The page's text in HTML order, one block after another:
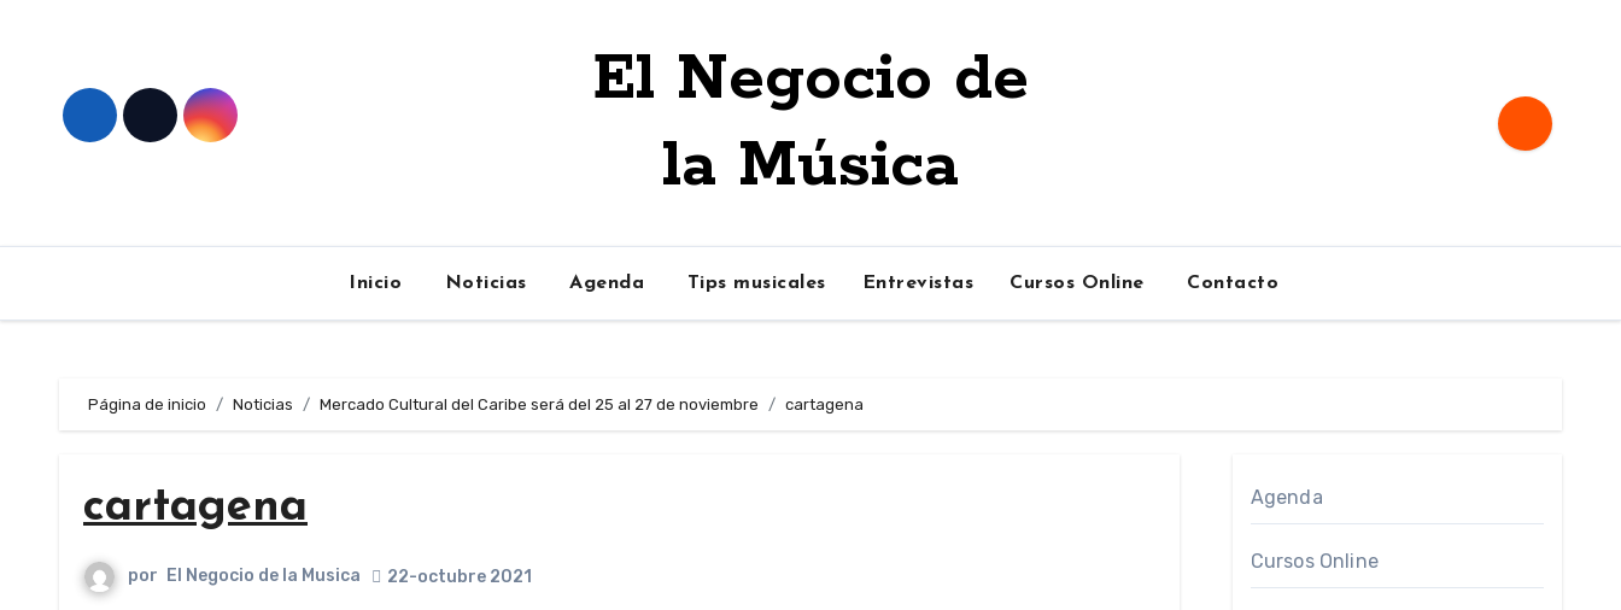
El Negocio de
la Música
Inicio Noticias Agenda Tips musicales Entrevistas Cursos Online Contacto
Página de inicio Noticias Mercado Cultural del Caribe será del 25 al 27 de noviembre cartagena
cartagena
por El Negocio de la Musica 22-octubre 2021
Agenda
Cursos Online